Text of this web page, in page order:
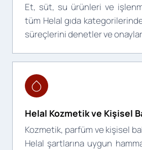
Et, süt, su ürünleri ve
tüm Helal gıda
süreçlerini denetler ve
Helal Kozmetik ve Kişisel
Kozmetik, parfüm ve kişisel
Helal şartlarına uygun